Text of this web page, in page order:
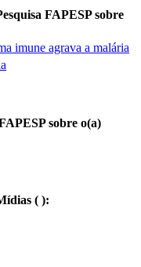
FAPESP sobre
imune agrava a malária
sobre o(a)
( ):